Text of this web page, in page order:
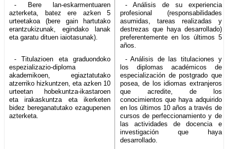
- Bere lan-eskarmentuaren
azterketa, batez ere azken 5
urteetakoa (bere gain hartutako
erantzukizunak, egindako lanak
eta garatu dituen iaiotasunak).
- Análisis de su experiencia
profesional (responsabilidades
asumidas, tareas realizadas y
destrezas que haya desarrollado)
preferentemente en los últimos 5
años.
- Titulazioen eta graduondoko
espezializazio-diploma
akademikoen, egiaztatutako
atzerriko hizkuntzen, eta azken 10
urteetan hobekuntza-ikastaroen
eta irakaskuntza eta ikerketen
bidez bereganatutako ezagupenen
azterketa.
- Análisis de las titulaciones y
los diplomas académicos de
especialización de postgrado que
posea, de los idiomas extranjeros
que acredite, de los
conocimientos que haya adquirido
en los últimos 10 años a través de
cursos de perfeccionamiento y de
las actividades de docencia e
investigación que haya
desarrollado.